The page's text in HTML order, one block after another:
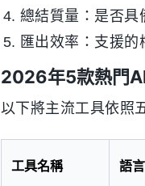
總結質量：是否具
匯出效率：支援的
2026年5款熱門
以下將主流工具依照
工具名稱 語